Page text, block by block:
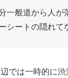
一般道から人
シートの隠れて
では一時的に